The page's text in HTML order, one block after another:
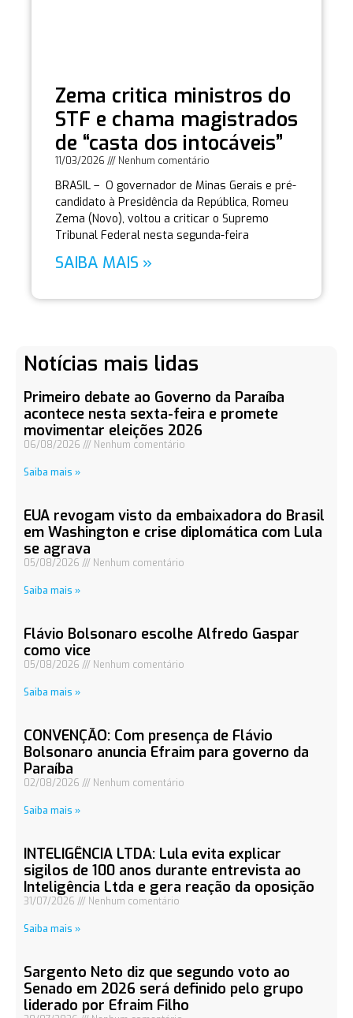
Zema critica ministros do
STF e chama magistrados
de “casta dos intocáveis”
11/03/2026 Nenhum comentário
BRASIL – O governador de Minas Gerais e pré-
candidato à Presidência da República, Romeu
Zema (Novo), voltou a criticar o Supremo
Tribunal Federal nesta segunda-feira
SAIBA MAIS »
Notícias mais lidas
Primeiro debate ao Governo da Paraíba
acontece nesta sexta-feira e promete
movimentar eleições 2026
06/08/2026 Nenhum comentário
Saiba mais »
EUA revogam visto da embaixadora do Brasil
em Washington e crise diplomática com Lula
se agrava
05/08/2026 Nenhum comentário
Saiba mais »
Flávio Bolsonaro escolhe Alfredo Gaspar
como vice
05/08/2026 Nenhum comentário
Saiba mais »
CONVENÇÃO: Com presença de Flávio
Bolsonaro anuncia Efraim para governo da
Paraíba
02/08/2026 Nenhum comentário
Saiba mais »
INTELIGÊNCIA LTDA: Lula evita explicar
sigilos de 100 anos durante entrevista ao
Inteligência Ltda e gera reação da oposição
31/07/2026 Nenhum comentário
Saiba mais »
Sargento Neto diz que segundo voto ao
Senado em 2026 será definido pelo grupo
liderado por Efraim Filho